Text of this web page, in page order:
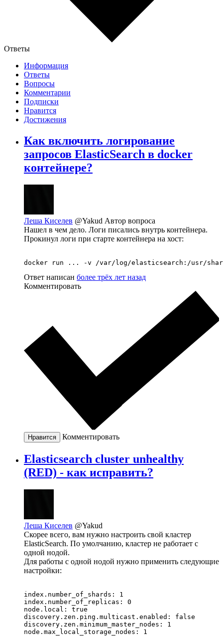
Ответы
Информация
Ответы
Вопросы
Комментарии
Подписки
Нравится
Достижения
Как включить логирование
запросов ElasticSearch в docker
контейнере?
Леша Киселев @Yakud Автор вопроса
Нашел в чем дело. Логи писались внутрь контейнера.
Прокинул логи при старте контейнера на хост:
docker run ... -v /var/log/elasticsearch:/usr/
Ответ написан более трёх лет назад
Комментировать
Нравится Комментировать
Elasticsearch cluster unhealthy
(RED) - как исправить?
Леша Киселев @Yakud
Скорее всего, вам нужно настроить свой кластер
ElasticSearch. По умолчанию, кластер не работает с
одной нодой.
Для работы с одной нодой нужно применить следующие
настройки:
index.number_of_shards: 1
index.number_of_replicas: 0
node.local: true
discovery.zen.ping.multicast.enabled: false
discovery.zen.minimum_master_nodes: 1
node.max_local_storage_nodes: 1